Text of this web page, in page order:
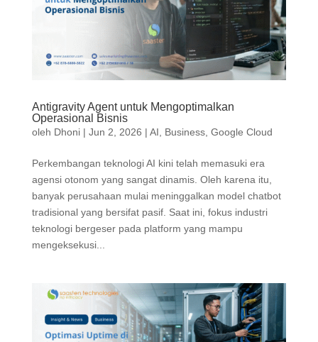
Antigravity Agent untuk Mengoptimalkan
Operasional Bisnis
oleh Dhoni| Jun 2, 2026 | AI Business, Google Cloud
Perkembangan teknologi AI kini telah memasuki era
agensi otonom yang sangat dinamis. Oleh karena itu,
banyak perusahaan mulai meninggalkan model chatbot
tradisional yang bersifat pasif. Saat ini, fokus industri
teknologi bergeser pada platform yang mampu
mengeksekusi...